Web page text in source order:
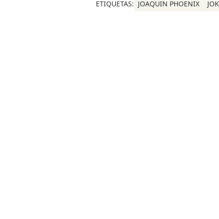
ETIQUETAS: JOAQUIN PHOENIX